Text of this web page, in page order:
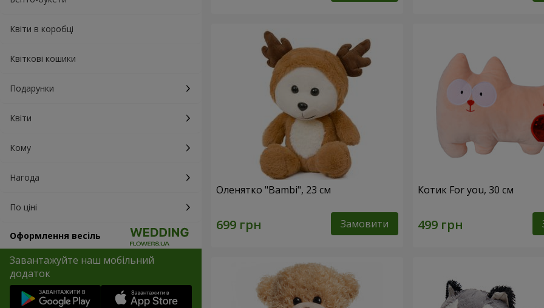
Квіти в коробці
Квіткові кошики
Подарунки
Квіти
Кому
Нагода
По ціні
Оформлення весіль
Завантажуйте наш мобільний
додаток
Оленятко "Bambi", 23 см
Замовити
Котик For you, 30 см